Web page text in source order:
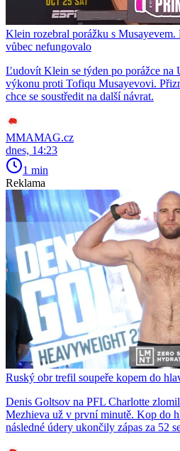
Klein rozebral porážku s Musayevem.
vůbec nefungovalo
Ľudovít Klein se týden po porážce na
výkonu proti Tofiqu Musayevovi.
chce se soustředit na další návrat.
MMAMAG.cz
dnes, 14:23
1 min
Reklama
Ruský obr trefil soupeře kopem do
Denis Goltsov na PFL Charlotte
Mezhieva už v první minutě. Kop do
následné údery ukončily zápas za 52